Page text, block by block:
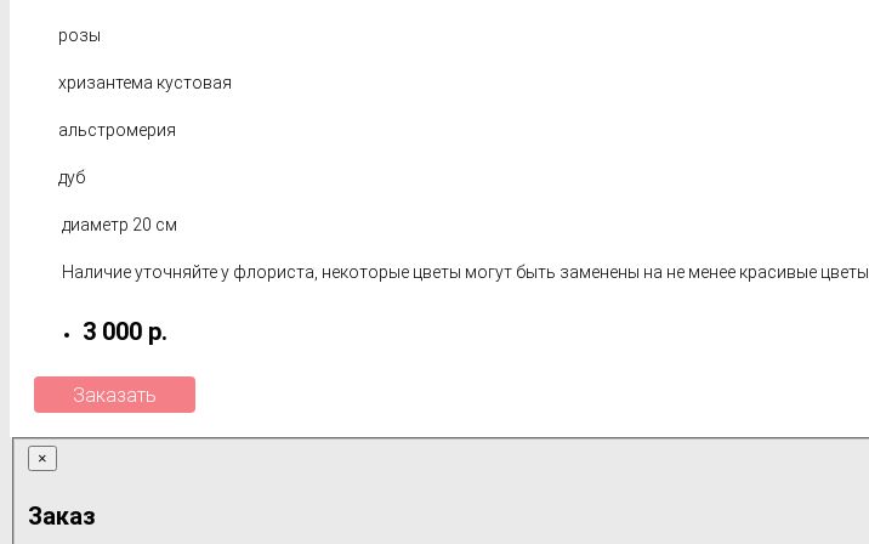
розы
хризантема кустовая
альстромерия
дуб
диаметр 20 см
Наличие уточняйте у флориста, некоторые цветы могут быть заменены на не менее красивые цветы.
3 000 р.
Заказать
×
Заказ